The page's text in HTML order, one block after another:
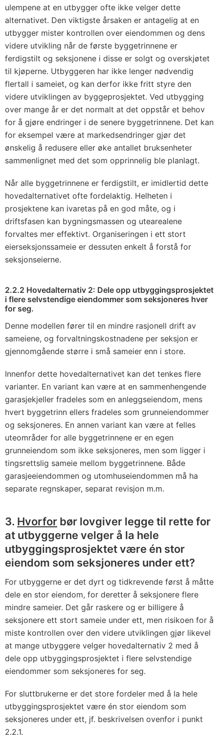
ulempene at en utbygger ofte ikke velger dette
alternativet. Den viktigste årsaken er antagelig at en
utbygger mister kontrollen over eiendommen og dens
videre utvikling når de første byggetrinnene er
ferdigstilt og seksjonene i disse er solgt og overskjøtet
til kjøperne. Utbyggeren har ikke lenger nødvendig
flertall i sameiet, og kan derfor ikke fritt styre den
videre utviklingen av byggeprosjektet. Ved utbygging
over mange år er det normalt at det oppstår et behov
for å gjøre endringer i de senere byggetrinnene. Det kan
for eksempel være at markedsendringer gjør det
ønskelig å redusere eller øke antallet bruksenheter
sammenlignet med det som opprinnelig ble planlagt.
Når alle byggetrinnene er ferdigstilt, er imidlertid dette
hovedalternativet ofte fordelaktig. Helheten i
prosjektene kan ivaretas på en god måte, og i
driftsfasen kan bygningsmassen og utearealene
forvaltes mer effektivt. Organiseringen i ett stort
eierseksjonssameie er dessuten enkelt å forstå for
seksjonseierne.
2.2.2 Hovedalternativ 2: Dele opp utbyggingsprosjektet
i flere selvstendige eiendommer som seksjoneres hver
for seg.
Denne modellen fører til en mindre rasjonell drift av
sameiene, og forvaltningskostnadene per seksjon er
gjennomgående større i små sameier enn i store.
Innenfor dette hovedalternativet kan det tenkes flere
varianter. En variant kan være at en sammenhengende
garasjekjeller fradeles som en anleggseiendom, mens
hvert byggetrinn ellers fradeles som grunneiendommer
og seksjoneres. En annen variant kan være at felles
uteområder for alle byggetrinnene er en egen
grunneiendom som ikke seksjoneres, men som ligger i
tingsrettslig sameie mellom byggetrinnene. Både
garasjeeiendommen og utomhuseiendommen må ha
separate regnskaper, separat revisjon m.m.
3. Hvorfor bør lovgiver legge til rette for
at utbyggerne velger å la hele
utbyggingsprosjektet være én stor
eiendom som seksjoneres under ett?
For utbyggerne er det dyrt og tidkrevende først å måtte
dele en stor eiendom, for deretter å seksjonere flere
mindre sameier. Det går raskere og er billigere å
seksjonere ett stort sameie under ett, men risikoen for å
miste kontrollen over den videre utviklingen gjør likevel
at mange utbyggere velger hovedalternativ 2 med å
dele opp utbyggingsprosjektet i flere selvstendige
eiendommer som seksjoneres for seg.
For sluttbrukerne er det store fordeler med å la hele
utbyggingsprosjektet være én stor eiendom som
seksjoneres under ett, jf. beskrivelsen ovenfor i punkt
2.2.1.